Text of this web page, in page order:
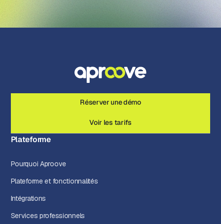
Réserver une démo
Voir les tarifs
Plateforme
Pourquoi Aproove
Plateforme et fonctionnalités
Intégrations
Services professionnels